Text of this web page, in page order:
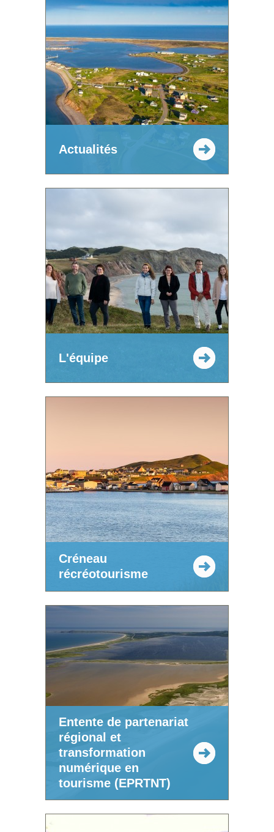
Actualités
L'équipe
Créneau
récréotourisme
Entente de partenariat
régional et
transformation
numérique en
tourisme (EPRTNT)